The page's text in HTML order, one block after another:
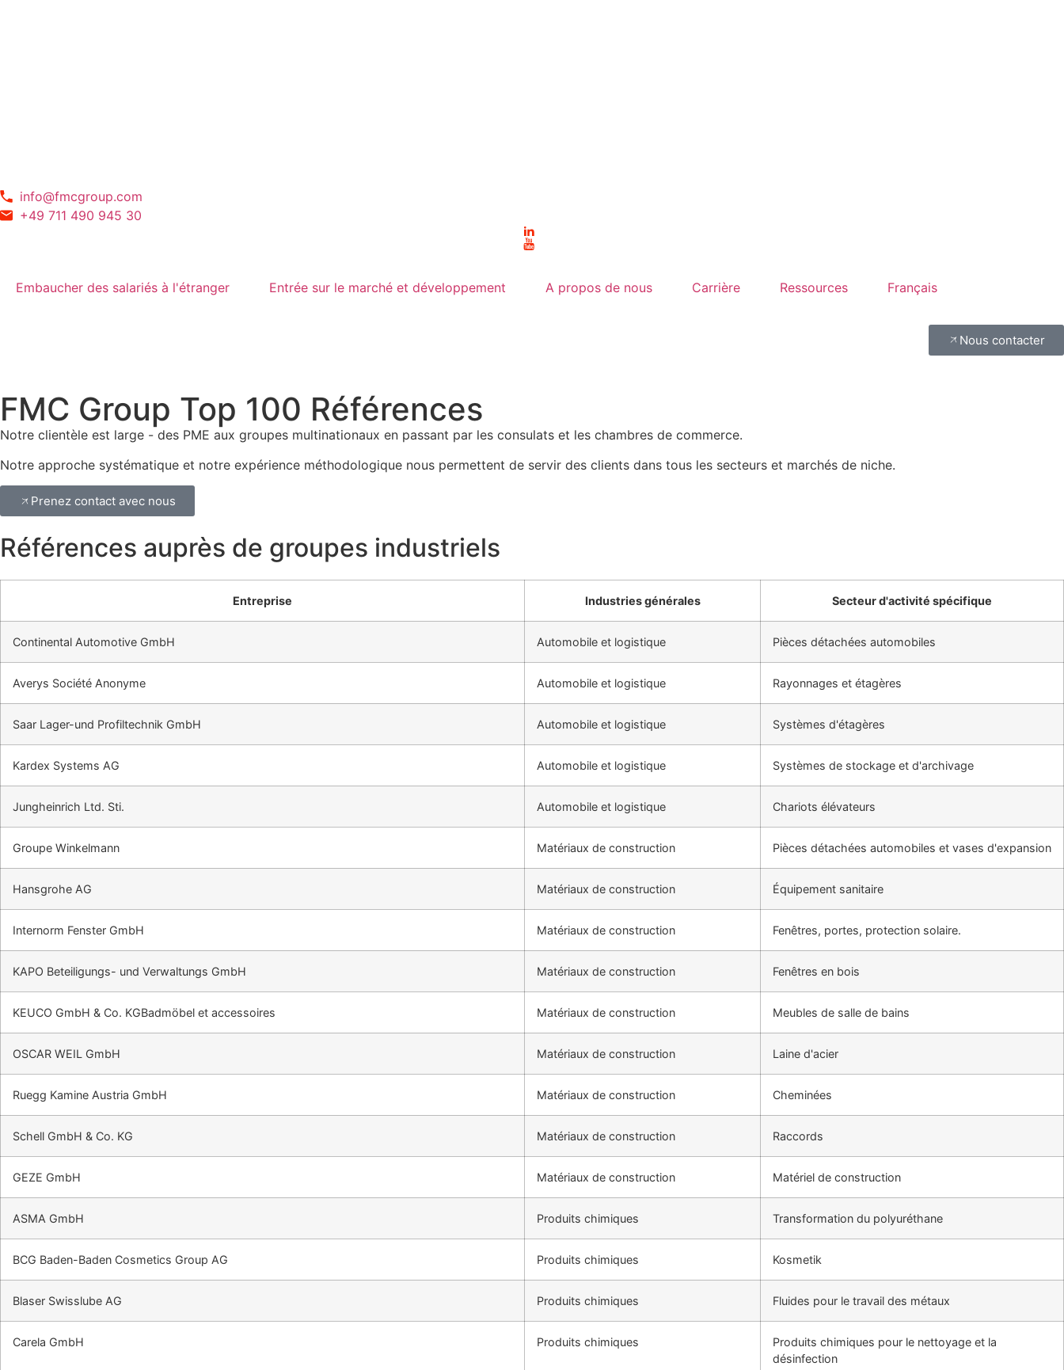
info@fmcgroup.com
+49 711 490 945 30
Embaucher des salariés à l'étranger Entrée sur le marché et développement A propos de nous Carrière Ressources Français
Nous contacter
FMC Group Top 100 Références
Notre clientèle est large - des PME aux groupes multinationaux en passant par les consulats et les chambres de commerce.
Notre approche systématique et notre expérience méthodologique nous permettent de servir des clients dans tous les secteurs et marchés de niche.
Prenez contact avec nous
Références auprès de groupes industriels
Entreprise Industries générales Secteur d'activité spécifique
Continental Automotive GmbH Automobile et logistique Pièces détachées automobiles
Averys Société Anonyme Automobile et logistique Rayonnages et étagères
Saar Lager-und Profiltechnik GmbH Automobile et logistique Systèmes d'étagères
Kardex Systems AG Automobile et logistique Systèmes de stockage et d'archivage
Jungheinrich Ltd. Sti. Automobile et logistique Chariots élévateurs
Groupe Winkelmann Matériaux de construction Pièces détachées automobiles et vases d'expansion
Hansgrohe AG Matériaux de construction Équipement sanitaire
Internorm Fenster GmbH Matériaux de construction Fenêtres, portes, protection solaire.
KAPO Beteiligungs- und Verwaltungs GmbH Matériaux de construction Fenêtres en bois
KEUCO GmbH & Co. KGBadmöbel et accessoires Matériaux de construction Meubles de salle de bains
OSCAR WEIL GmbH Matériaux de construction Laine d'acier
Ruegg Kamine Austria GmbH Matériaux de construction Cheminées
Schell GmbH & Co. KG Matériaux de construction Raccords
GEZE GmbH Matériaux de construction Matériel de construction
ASMA GmbH Produits chimiques Transformation du polyuréthane
BCG Baden-Baden Cosmetics Group AG Produits chimiques Kosmetik
Blaser Swisslube AG Produits chimiques Fluides pour le travail des métaux
Carela GmbH Produits chimiques
Produits chimiques pour le nettoyage et la
désinfection